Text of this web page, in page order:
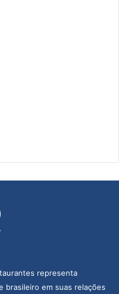
representa
brasileiro em suas relações